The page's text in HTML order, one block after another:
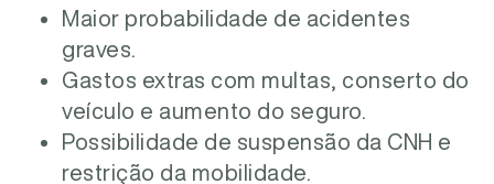
Maior probabilidade de acidentes
graves.
Gastos extras com multas, conserto do
veículo e aumento do seguro.
Possibilidade de suspensão da CNH e
restrição da mobilidade.